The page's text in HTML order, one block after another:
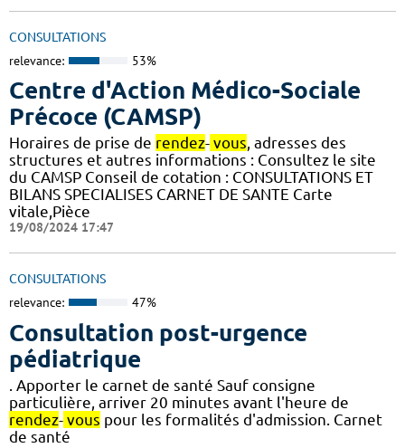
CONSULTATIONS
relevance: 53%
Centre d'Action Médico-Sociale
Précoce (CAMSP)
Horaires de prise de rendez- vous, adresses des
structures et autres informations : Consultez le site
du CAMSP Conseil de cotation : CONSULTATIONS ET
BILANS SPECIALISES CARNET DE SANTE Carte
vitale,Pièce
19/08/2024 17:47
CONSULTATIONS
relevance: 47%
Consultation post-urgence
pédiatrique
. Apporter le carnet de santé Sauf consigne
particulière, arriver 20 minutes avant l'heure de
rendez- vous pour les formalités d'admission. Carnet
de santé